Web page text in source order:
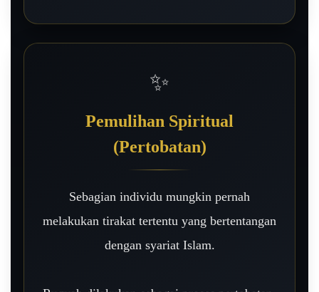
✨
Pemulihan Spiritual
(Pertobatan)
Sebagian individu mungkin pernah
melakukan tirakat tertentu yang bertentangan
dengan syariat Islam.